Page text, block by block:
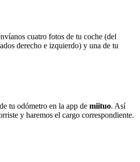
cuatro fotos de tu coche (del
derecho e izquierdo) y una de tu
tu odómetro en la app de miituo. Así
y haremos el cargo correspondiente.